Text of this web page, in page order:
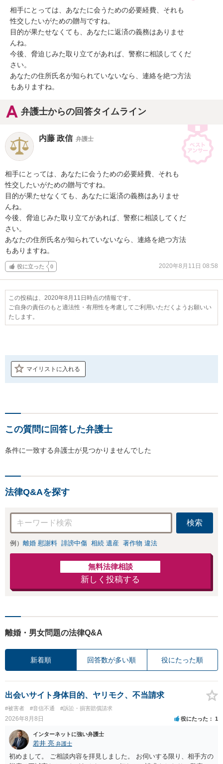
相手にとっては、あなたに会うための必要経費、それも
性交したいがための贈与ですね。
目的が果たせなくても、あなたに返済の義務はありませ
んね。
今後、脅迫じみた取り立てがあれば、警察に相談してくだ
さい。
あなたの住所氏名が知られていないなら、連絡を絶つ方法
もありますね。
弁護士からの回答タイムライン
内藤 政信 弁護士
相手にとっては、あなたに会うための必要経費、それも
性交したいがための贈与ですね。
目的が果たせなくても、あなたに返済の義務はありませ
んね。
今後、脅迫じみた取り立てがあれば、警察に相談してくだ
さい。
あなたの住所氏名が知られていないなら、連絡を絶つ方法
もありますね。
役に立った 0 2020年8月11日 08:58
この投稿は、2020年8月11日時点の情報です。
ご自身の責任のもと適法性・有用性を考慮してご利用いただくようお願いい
たします。
マイリストに入れる
この質問に回答した弁護士
条件に一致する弁護士が見つかりませんでした
法律Q&Aを探す
検索
例） 離婚 慰謝料 誹謗中傷 相続 遺産 著作物 違法
無料法律相談
新しく投稿する
離婚・男女問題の法律Q&A
新着順 回答数が多い順 役にたった順
出会いサイト身体目的、ヤリモク、不当請求
#被害者 #音信不通 #訴訟・損害賠償請求
2026年8月8日 役にたった 1
インターネットに強い弁護士
若井 亮 弁護士
初めまして。 ご相談内容を拝見しました。 お伺いする限り、相手方の